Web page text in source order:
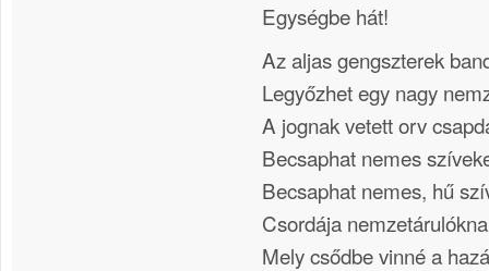
Egységbe hát!
Az aljas gengszterek
Legyőzhet egy nagy
A jognak vetett orv
Becsaphat nemes
Becsaphat nemes, hű
Csordája
Mely csődbe vinné a